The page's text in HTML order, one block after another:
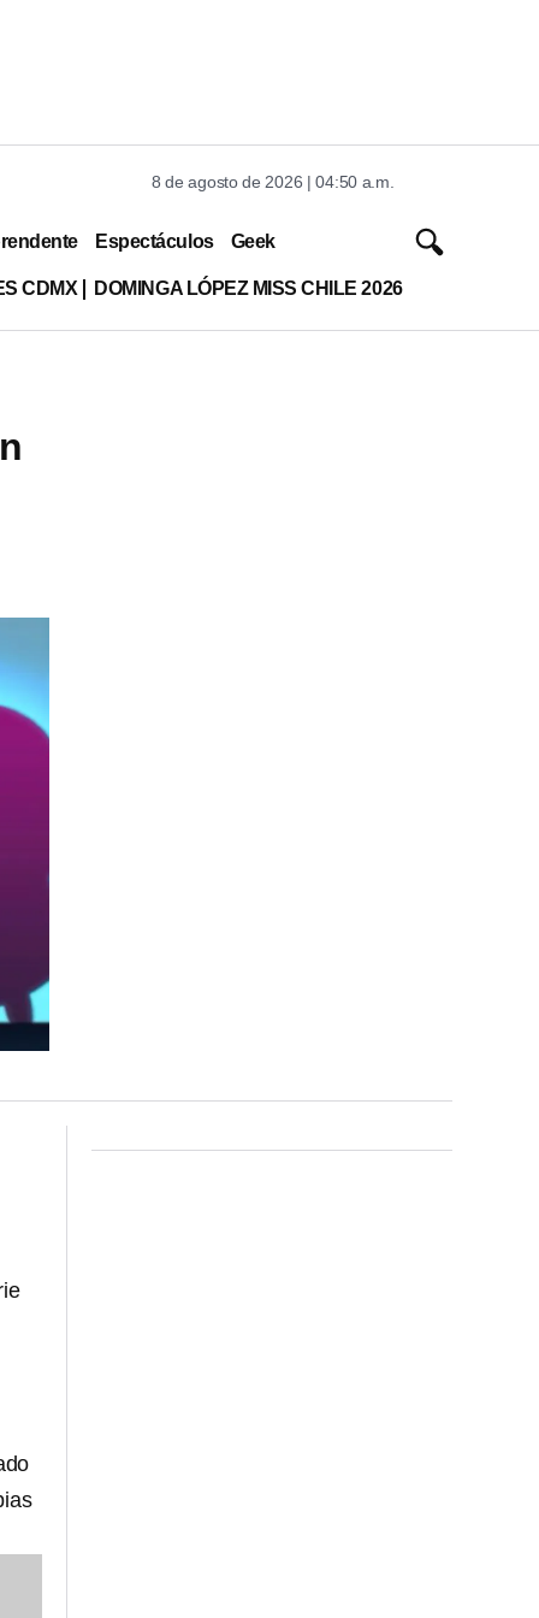
8 de agosto de 2026 | 04:50 a.m.
Espectáculos Geek
CDMX DOMINGA LÓPEZ MISS CHILE 2026